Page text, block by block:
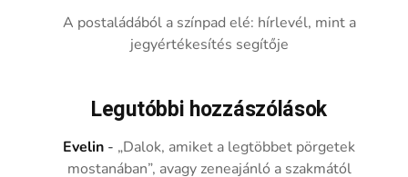
A postaládából a színpad elé: hírlevél, mint a
jegyértékesítés segítője
Legutóbbi hozzászólások
Evelin - „Dalok, amiket a legtöbbet pörgetek
mostanában”, avagy zeneajánló a szakmától